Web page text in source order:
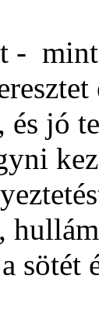
-
és jó
sötét